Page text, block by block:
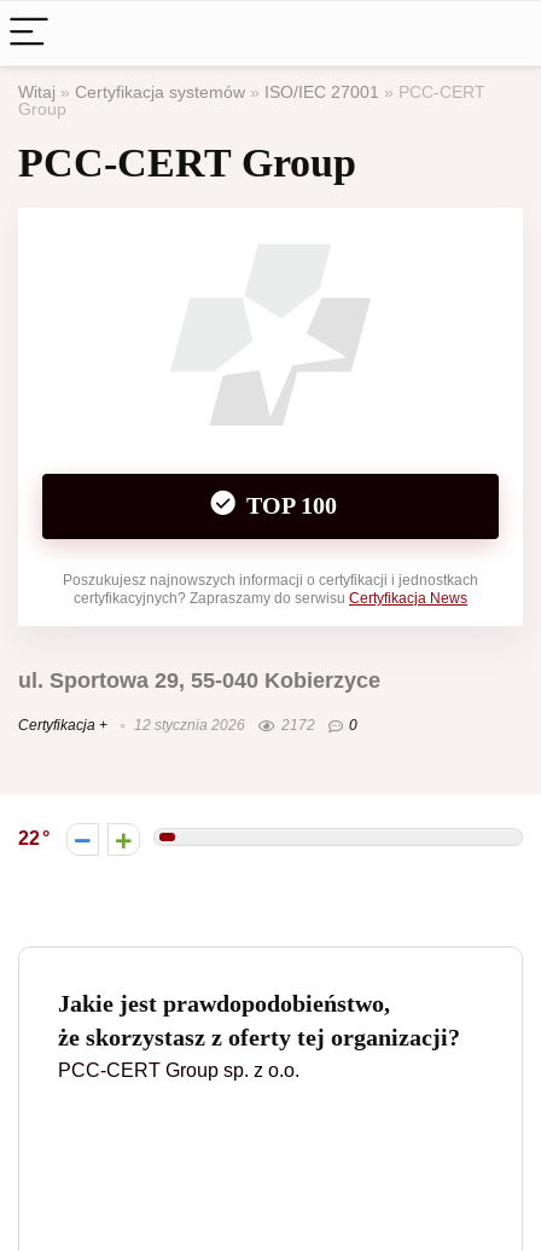
Witaj » Certyfikacja systemów » ISO/IEC 27001 » PCC-CERT
Group
PCC-CERT Group
TOP 100
Poszukujesz najnowszych informacji o certyfikacji i jednostkach
certyfikacyjnych? Zapraszamy do serwisu Certyfikacja News
ul. Sportowa 29, 55-040 Kobierzyce
Certyfikacja + 12 stycznia 2026 2172 0
22
Jakie jest prawdopodobieństwo,
że skorzystasz z oferty tej organizacji?
PCC-CERT Group sp. z o.o.